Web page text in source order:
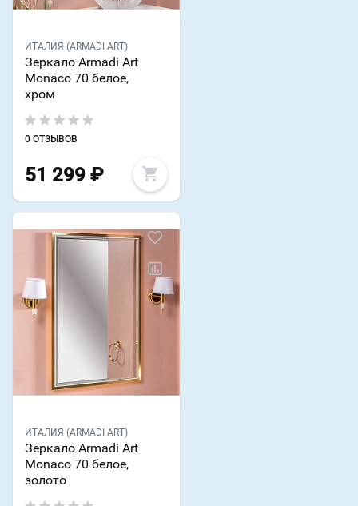
ИТАЛИЯ (ARMADI ART)
Зеркало Armadi Art
Monaco 70 белое,
хром
0 ОТЗЫВОВ
51 299 ₽
ИТАЛИЯ (ARMADI ART)
Зеркало Armadi Art
Monaco 70 белое,
золото